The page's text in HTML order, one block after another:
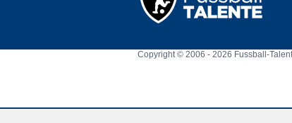
Copyright © 2006 - 2026 Fussball-